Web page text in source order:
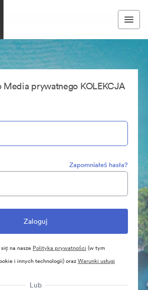
Media prywatnego KOLEKCJA
Zapomniałeś hasła?
na nasze Polityka prywatności (w tym
i innych technologii) orazWarunki usługi
Lub